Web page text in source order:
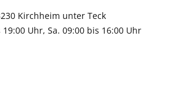
73230 Kirchheim unter Teck
Uhr, Sa. 09:00 bis 16:00 Uhr